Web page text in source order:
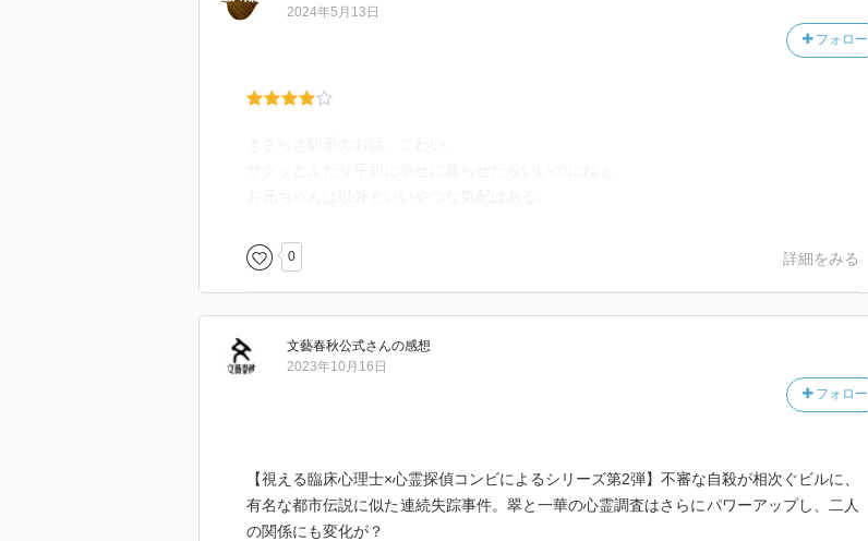
フォロー
2024年5月13日
0 詳細をみる
文藝春秋公式さんの感想
フォロー
2023年10月16日
【視える臨床心理士×心霊探偵コンビによるシリーズ第2弾】不審な自殺が相次ぐビルに、
有名な都市伝説に似た連続失踪事件。翠と一華の心霊調査はさらにパワーアップし、二人
の関係にも変化が？